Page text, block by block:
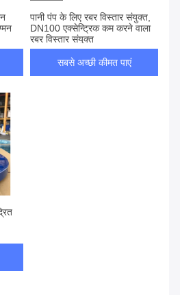
पानी पंप के लिए रबर विस्तार संयुक्त,
DN100 एक्सेन्ट्रिक कम करने वाला
रबर विस्तार संयुक्त
सबसे अच्छी कीमत पाएं